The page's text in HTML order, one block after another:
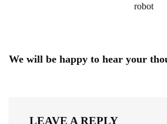
robot
We will be happy to hear your
LEAVE A REPLY